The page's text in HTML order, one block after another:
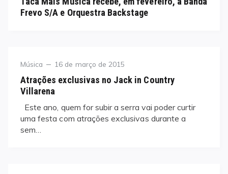
Frevo S/A e Orquestra Backstage
Category
Música
Posted
16 de março de 2015
Atrações exclusivas no Jack in Country
Villarena
Este ano, quem for subir a serra vai poder curtir
uma festa com atrações exclusivas durante a
sem…